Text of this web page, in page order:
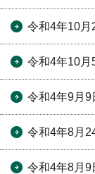
令和4年10月
令和4年10月
令和4年9月9
令和4年8月
令和4年8月9